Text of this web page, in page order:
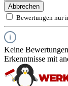
Abbrechen
Bewertungen nur
Keine
Erkenntnisse mit